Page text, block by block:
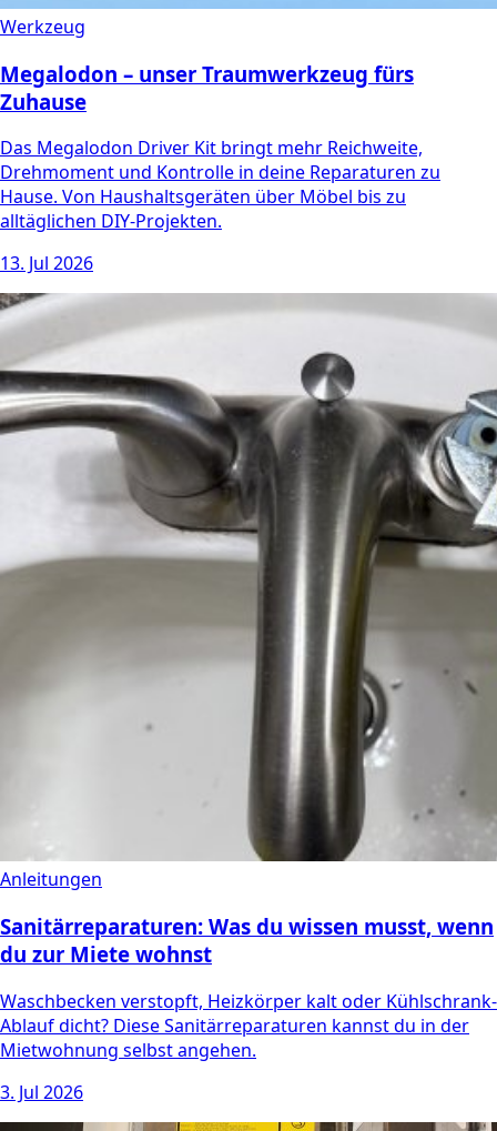
Werkzeug
Megalodon – unser Traumwerkzeug fürs
Zuhause
Das Megalodon Driver Kit bringt mehr Reichweite,
Drehmoment und Kontrolle in deine Reparaturen zu
Hause. Von Haushaltsgeräten über Möbel bis zu
alltäglichen DIY-Projekten.
13. Jul 2026
Anleitungen
Sanitärreparaturen: Was du wissen musst, wenn
du zur Miete wohnst
Waschbecken verstopft, Heizkörper kalt oder Kühlschrank-
Ablauf dicht? Diese Sanitärreparaturen kannst du in der
Mietwohnung selbst angehen.
3. Jul 2026